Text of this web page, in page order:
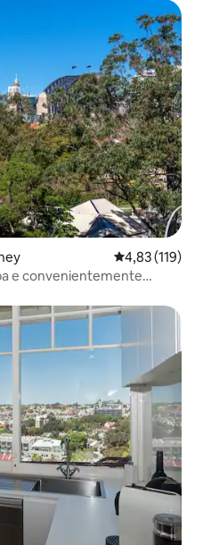
Classificação
4,83 (119)
e convenientemente